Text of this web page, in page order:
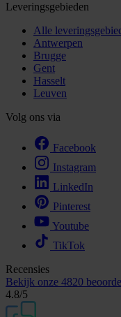
Leveringsgebieden
Alle
Antwerpen
Brugge
Gent
Hasselt
Leuven
Volg ons via
Facebook
Instagram
LinkedIn
Pinterest
Youtube
TikTok
Recensies
Bekijk onze 4820
4.8/5